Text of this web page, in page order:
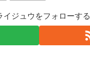
イジュウをフォローする